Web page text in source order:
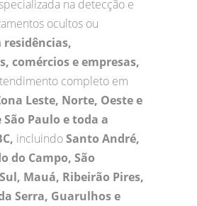
na detecção e
ocultos ou
residências,
comércios e empresas,
completo em
Leste, Norte, Oeste e
São Paulo e toda a
incluindoSanto André,
do Campo, São
Mauá, Ribeirão Pires,
Serra, Guarulhos e